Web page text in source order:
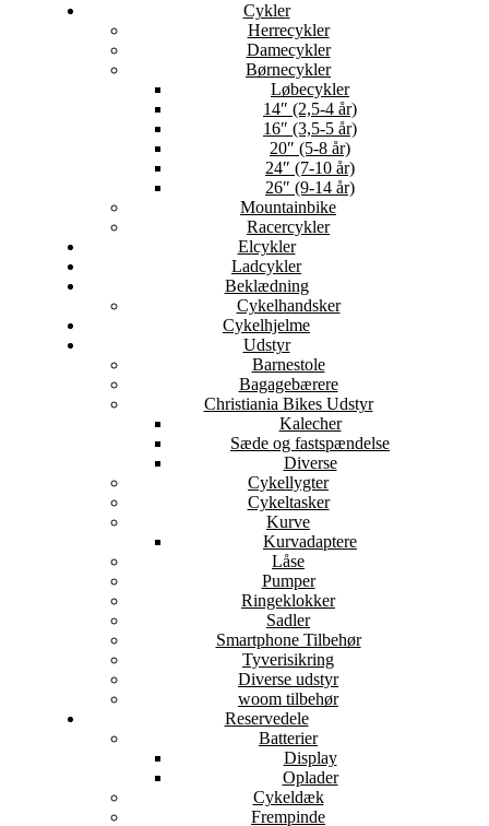
Cykler
Herrecykler
Damecykler
Børnecykler
Løbecykler
14″ (2,5-4 år)
16″ (3,5-5 år)
20″ (5-8 år)
24″ (7-10 år)
26″ (9-14 år)
Mountainbike
Racercykler
Elcykler
Ladcykler
Beklædning
Cykelhandsker
Cykelhjelme
Udstyr
Barnestole
Bagagebærere
Christiania Bikes Udstyr
Kalecher
Sæde og fastspændelse
Diverse
Cykellygter
Cykeltasker
Kurve
Kurvadaptere
Låse
Pumper
Ringeklokker
Sadler
Smartphone Tilbehør
Tyverisikring
Diverse udstyr
woom tilbehør
Reservedele
Batterier
Display
Oplader
Cykeldæk
Frempinde